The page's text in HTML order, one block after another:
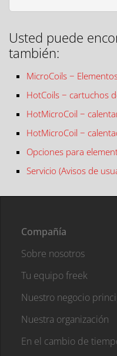
Usted puede
también:
MicroCoils −
HotCoils − cartuchos
HotMicroCoil −
HotMicroCoil −
Opciones para
Servicio (Avisos de
Compañía
Sobre nosotros
Tu equipo freek
Nuestro negocio
Nuestra organización
En el cambio de